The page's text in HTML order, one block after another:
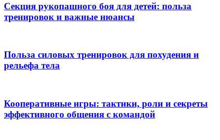
Секция рукопашного боя для детей: польза
тренировок и важные нюансы
Польза силовых тренировок для похудения и
рельефа тела
Кооперативные игры: тактики, роли и секреты
эффективного общения с командой